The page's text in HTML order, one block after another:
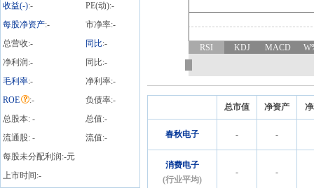
55.00万股，质押总笔数1笔
收益(-):- PE(动):-
每股净资产:- 市净率:-
总营收:- 同比:-
净利润:- 同比:-
毛利率:- 净利率:-
ROE
:- 负债率:-
总股本: - 总值:-
流通股: - 流值:-
每股未分配利润:-元
上市时间:-
RSI KDJ MACD
总市值 净资产
春秋电子 - -
消费电子
(行业平均)
- -